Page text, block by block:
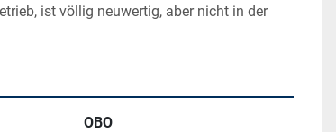
ist völlig neuwertig, aber nicht in der
OBO